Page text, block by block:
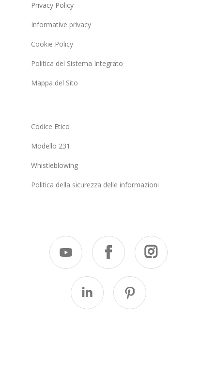
Privacy Policy
Informative privacy
Cookie Policy
Politica del Sistema Integrato
Mappa del Sito
Codice Etico
Modello 231
Whistleblowing
Politica della sicurezza delle informazioni